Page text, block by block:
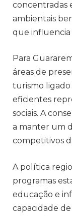
concentradas
ambientais
que influencia
Para
áreas de
turismo ligado
eficientes
sociais. A
a manter um
competitivos
A política
programas
educação e
capacidade